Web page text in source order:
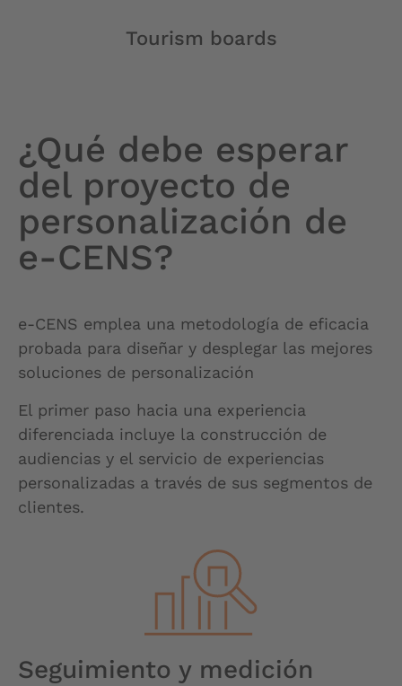
Tourism boards
¿Qué debe esperar
del proyecto de
personalización de
e-CENS?
e-CENS emplea una metodología de eficacia
probada para diseñar y desplegar las mejores
soluciones de personalización
El primer paso hacia una experiencia
diferenciada incluye la construcción de
audiencias y el servicio de experiencias
personalizadas a través de sus segmentos de
clientes.
Seguimiento y medición